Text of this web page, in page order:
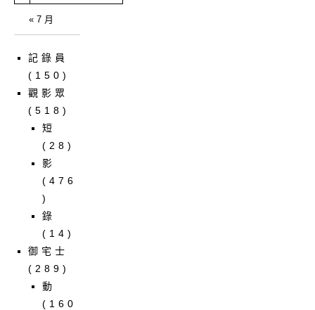
« 7 月
記錄員
(150)
觀影眾
(518)
短
(28)
影
(476
)
錄
(14)
御宅士
(289)
動
(160